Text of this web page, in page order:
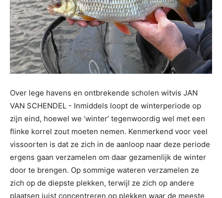
Over lege havens en ontbrekende scholen witvis JAN
VAN SCHENDEL - Inmiddels loopt de winterperiode op
zijn eind, hoewel we ‘winter’ tegenwoordig wel met een
flinke korrel zout moeten nemen. Kenmerkend voor veel
vissoorten is dat ze zich in de aanloop naar deze periode
ergens gaan verzamelen om daar gezamenlijk de winter
door te brengen. Op sommige wateren verzamelen ze
zich op de diepste plekken, terwijl ze zich op andere
plaatsen juist concentreren op plekken waar de meeste